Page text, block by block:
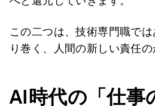
この二つは、技術専門職で
り巻く、人間の新しい責任の
AI時代の「仕事